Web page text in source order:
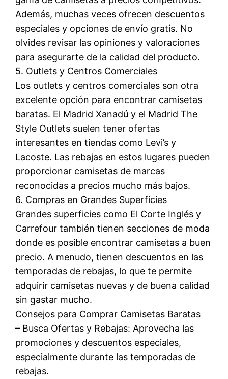
Además, muchas veces ofrecen descuentos
especiales y opciones de envío gratis. No
olvides revisar las opiniones y valoraciones
para asegurarte de la calidad del producto.
5. Outlets y Centros Comerciales
Los outlets y centros comerciales son otra
excelente opción para encontrar camisetas
baratas. El Madrid Xanadú y el Madrid The
Style Outlets suelen tener ofertas
interesantes en tiendas como Levi’s y
Lacoste. Las rebajas en estos lugares pueden
proporcionar camisetas de marcas
reconocidas a precios mucho más bajos.
6. Compras en Grandes Superficies
Grandes superficies como El Corte Inglés y
Carrefour también tienen secciones de moda
donde es posible encontrar camisetas a buen
precio. A menudo, tienen descuentos en las
temporadas de rebajas, lo que te permite
adquirir camisetas nuevas y de buena calidad
sin gastar mucho.
Consejos para Comprar Camisetas Baratas
– Busca Ofertas y Rebajas: Aprovecha las
promociones y descuentos especiales,
especialmente durante las temporadas de
rebajas.